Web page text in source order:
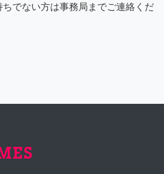
でない方は事務局までご連絡くだ